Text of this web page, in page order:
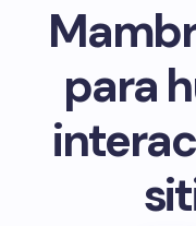
para